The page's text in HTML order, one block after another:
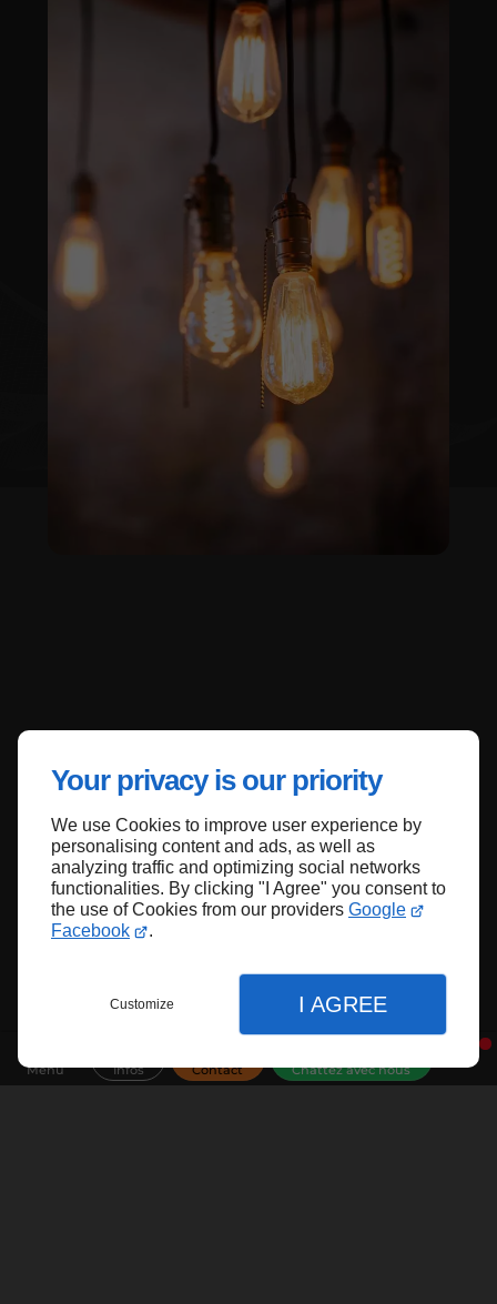
Your privacy is our priority
We use Cookies to improve user experience by
personalising content and ads, as well as
analyzing traffic and optimizing social networks
functionalities. By clicking "I Agree" you consent to
the use of Cookies from our providers Google
Facebook
.
Customize I AGREE
Menu Infos Contact Chattez avec nous